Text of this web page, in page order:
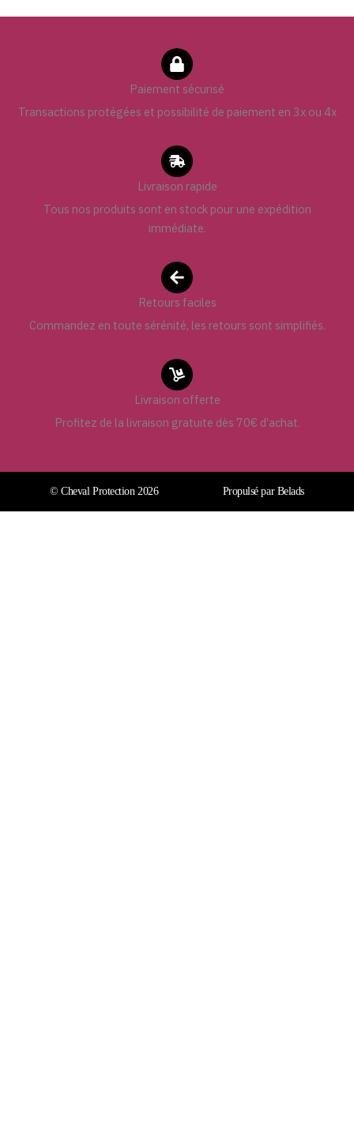
Paiement sécurisé
Transactions protégées et possibilité de paiement en 3x ou 4x
Livraison rapide
Tous nos produits sont en stock pour une expédition
immédiate.
Retours faciles
Commandez en toute sérénité, les retours sont simplifiés.
Livraison offerte
Profitez de la livraison gratuite dès 70€ d’achat.
© Cheval Protection 2026 Propulsé par Belads